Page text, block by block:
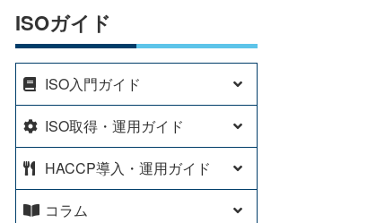
ISOガイド
ISO入門ガイド
ISO取得・運用ガイド
HACCP導入・運用ガイド
コラム